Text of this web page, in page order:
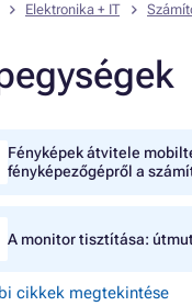
Elektronika + IT
Fényképek átvitele
fényképezőgépről a
A monitor tisztítása:
cikkek megtekintése